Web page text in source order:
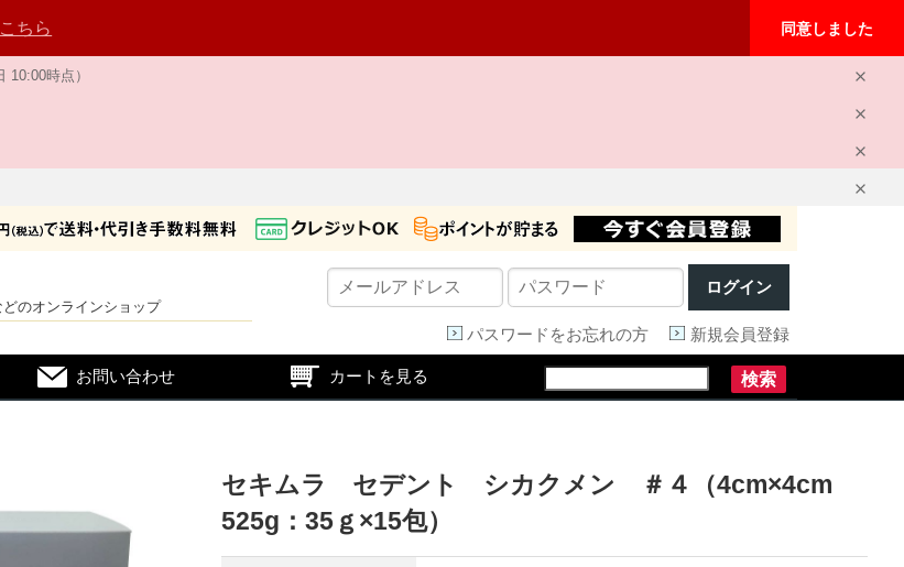
ちら 同意しました
時点）
のオンラインショップ
ログイン
パスワードをお忘れの方 新規会員登録
お問い合わせ カートを見る 検索
セキムラ セデント シカクメン ＃４（4cm×4cm
525g：35ｇ×15包）